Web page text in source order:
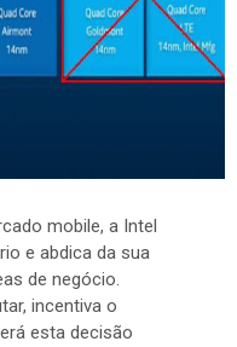
mobile, a Intel
e abdica da sua
de negócio.
incentiva o
esta decisão